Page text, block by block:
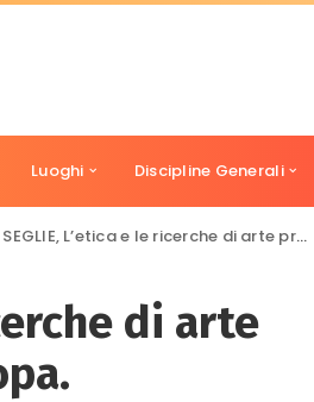
Luoghi Discipline Generali
L’etica e le ricerche di arte preistorica in Europa.
di arte